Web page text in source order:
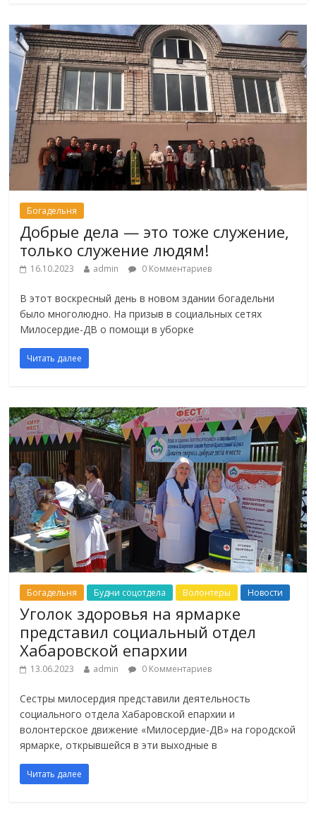
Богадельня
Добрые дела — это тоже служение,
только служение людям!
16.10.2023 admin 0 Комментариев
В этот воскресный день в новом здании богадельни
было многолюдно. На призыв в социальных сетях
Милосердие-ДВ о помощи в уборке
Читать далее
Богадельня Будни соцотдела Волонтеры Новости
Уголок здоровья на ярмарке
представил социальный отдел
Хабаровской епархии
13.06.2023 admin 0 Комментариев
Сестры милосердия представили деятельность
социального отдела Хабаровской епархии и
волонтерское движение «Милосердие-ДВ» на городской
ярмарке, открывшейся в эти выходные в
Читать далее